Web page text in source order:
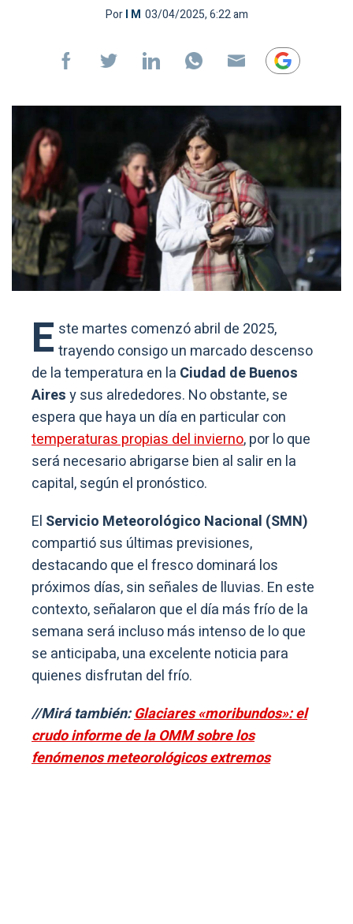
PorI M 03/04/2025, 6:22 am
E ste martes comenzó abril de 2025,
trayendo consigo un marcado descenso
de la temperatura en la Ciudad de Buenos
Airesy sus alrededores. No obstante, se
espera que haya un día en particular con
temperaturas propias del invierno, por lo que
será necesario abrigarse bien al salir en la
capital, según el pronóstico.
El Servicio Meteorológico Nacional (SMN)
compartió sus últimas previsiones,
destacando que el fresco dominará los
próximos días, sin señales de lluvias. En este
contexto, señalaron que el día más frío de la
semana será incluso más intenso de lo que
se anticipaba, una excelente noticia para
quienes disfrutan del frío.
//Mirá también:Glaciares «moribundos»: el
crudo informe de la OMM sobre los
fenómenos meteorológicos extremos